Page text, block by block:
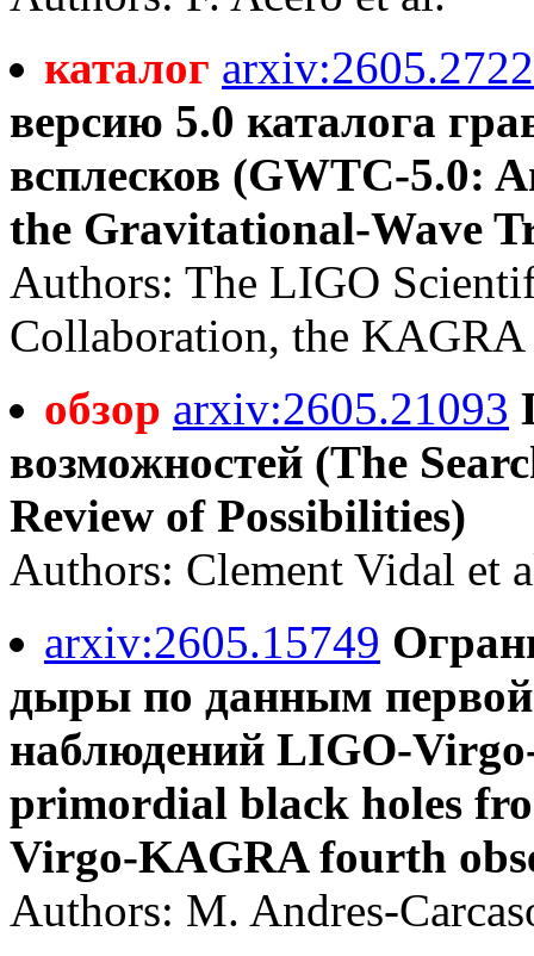
каталог
версию 5.0 каталога
всплесков (GWTC-5.0:
the Gravitational-Wave
Authors: The LIGO
Collaboration, the
обзор arxiv:2605.21093
возможностей (The
Review of Possibilities)
Authors: Clement Vidal et
arxiv:2605.15749
дыры по данным первой
наблюдений LIGO-
primordial black holes
Virgo-KAGRA fourth
Authors: M. Andres-